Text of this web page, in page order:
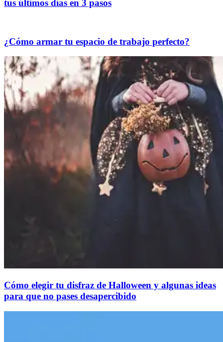
tus últimos días en 3 pasos
¿Cómo armar tu espacio de trabajo perfecto?
Cómo elegir tu disfraz de Halloween y algunas ideas
para que no pases desapercibido